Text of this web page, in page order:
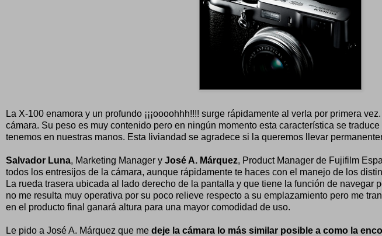
La X-100 enamora y un profundo ¡¡¡oooohhh!!!! surge rápidamente al verla por primera
cámara. Su peso es muy contenido pero en ningún momento esta característica se
tenemos en nuestras manos. Esta liviandad se agradece si la queremos llevar
Salvador Luna, Marketing Manager y José A. Márquez, Product Manager de Fujifilm
todos los entresijos de la cámara, aunque rápidamente te haces con el manejo de los
La rueda trasera ubicada al lado derecho de la pantalla y que tiene la función de navegar
no me resulta muy operativa por su poco relieve respecto a su emplazamiento pero me
en el producto final ganará altura para una mayor comodidad de uso.
Le pido a José A. Márquez que me deje la cámara lo más similar posible a como la